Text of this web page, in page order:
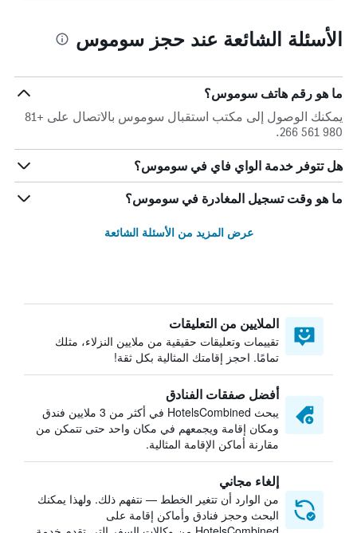
الأسئلة الشائعة عند حجز سوموس
ما هو رقم هاتف سوموس؟
يمكنك الوصول إلى مكتب استقبال سوموس بالاتصال على +81
980 561 266.
هل تتوفر خدمة الواي فاي في سوموس؟
ما هو وقت تسجيل المغادرة في سوموس؟
عرض المزيد من الأسئلة الشائعة
الملايين من التعليقات
تقييمات وتعليقات حقيقية من ملايين النزلاء، مثلك
تمامًا. احجز إقامتك المثالية بكل ثقة!
أفضل صفقات الفنادق
يبحث HotelsCombined في أكثر من 3 ملايين فندق
ومكان إقامة ويجمعهم في مكان واحد حتى تتمكن من
مقارنة أماكن الإقامة المثالية.
إلغاء مجاني
من الوارد أن تتغير الخطط — نتفهم ذلك. ولهذا يمكنك
البحث وحجز فنادق وأماكن إقامة على